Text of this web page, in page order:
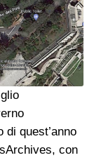
di quest’anno
con